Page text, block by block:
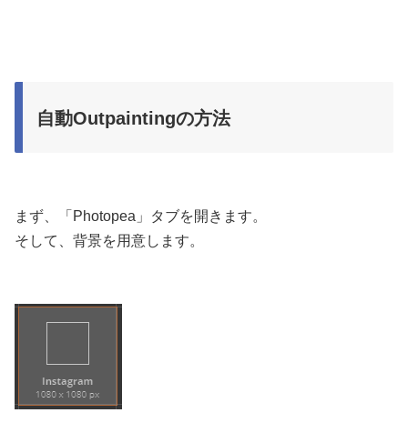
自動Outpaintingの方法
まず、「Photopea」タブを開きます。
そして、背景を用意します。